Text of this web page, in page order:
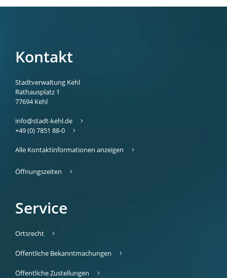
Kontakt
Stadtverwaltung Kehl
Rathausplatz 1
77694 Kehl
info@stadt-kehl.de
+49 (0) 7851 88-0
Alle Kontaktinformationen anzeigen
Öffnungszeiten
Service
Ortsrecht
Öffentliche Bekanntmachungen
Öffentliche Zustellungen